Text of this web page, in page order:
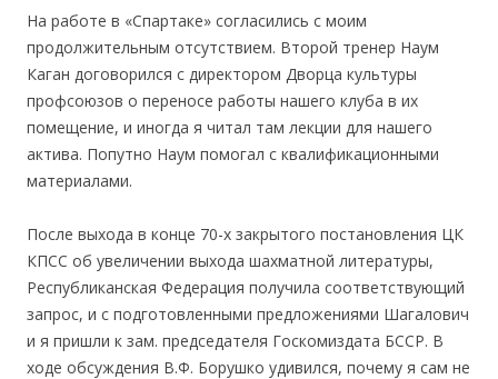
На работе в «Спартаке» согласились с моим
продолжительным отсутствием. Второй тренер Наум
Каган договорился с директором Дворца культуры
профсоюзов о переносе работы нашего клуба в их
помещение, и иногда я читал там лекции для нашего
актива. Попутно Наум помогал с квалификационными
материалами.
После выхода в конце 70-х закрытого постановления ЦК
КПСС об увеличении выхода шахматной литературы,
Республиканская Федерация получила соответствующий
запрос, и с подготовленными предложениями Шагалович
и я пришли к зам. председателя Госкомиздата БССР. В
ходе обсуждения В.Ф. Борушко удивился, почему я сам не